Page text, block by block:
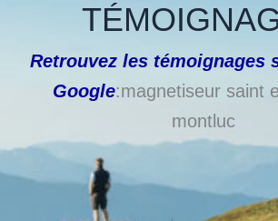
Retrouvez les témoignages
Google:magnetiseur saint
montluc